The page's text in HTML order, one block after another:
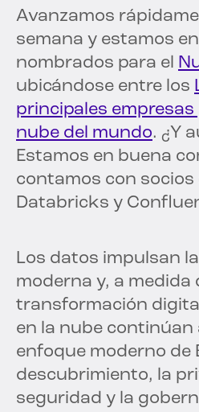
Avanzamos
semana y estamos
nombrados para el
ubicándose entre los
principales
nube del mundo. ¿Y
Estamos en buena
contamos con
Databricks y
Los datos impulsan
moderna y, a medida
transformación
en la nube continúan
enfoque moderno de
descubrimiento, la
seguridad y la